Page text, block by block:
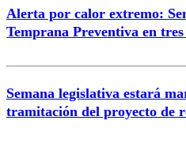
Alerta por calor extremo:
Temprana Preventiva en
Semana legislativa estará
tramitación del proyecto de